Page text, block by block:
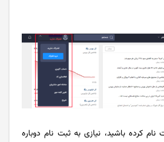
کرده باشید، نیازی به ثبت نام دوباره